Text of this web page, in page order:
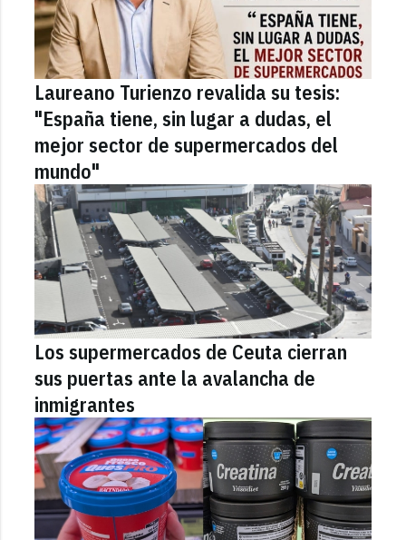
Laureano Turienzo revalida su tesis:
"España tiene, sin lugar a dudas, el
mejor sector de supermercados del
mundo"
Los supermercados de Ceuta cierran
sus puertas ante la avalancha de
inmigrantes